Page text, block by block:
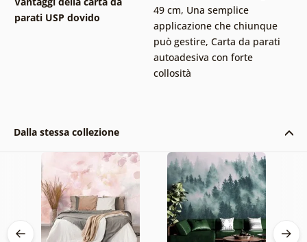
parati USP dovido
49 cm, Una semplice
applicazione che chiunque
può gestire, Carta da parati
autoadesiva con forte
collosità
Dalla stessa collezione